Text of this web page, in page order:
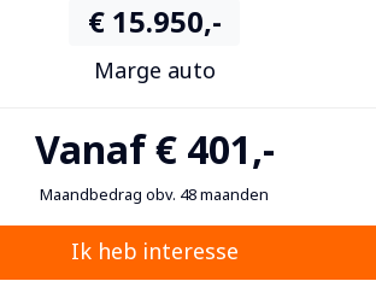
€ 15.950,-
Marge auto
Vanaf € 401,-
Maandbedrag obv. 48 maanden
Ik heb interesse